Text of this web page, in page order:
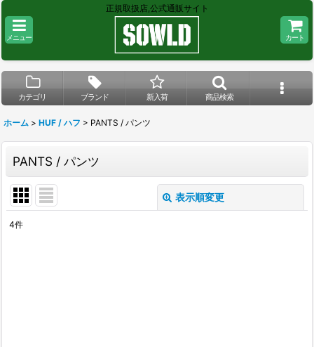
正規取扱店,公式通販サイト
メニュー カート
カテゴリ ブランド 新入荷 商品検索
ホーム > HUF / ハフ > PANTS / パンツ
PANTS / パンツ
表示順変更
4件